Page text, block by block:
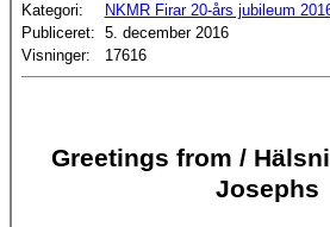
Kategori:
NKMR Firar 20-års jubileum
Publiceret: 5. december 2016
Visninger:
17616
Greetings from /
Josephs